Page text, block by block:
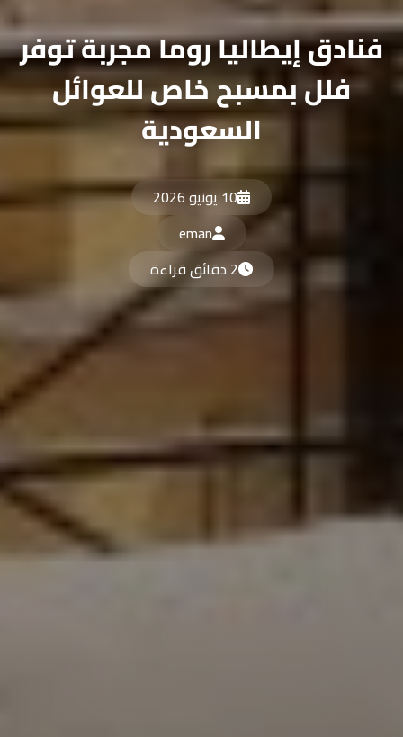
فنادق إيطاليا روما مجربة توفر
فلل بمسبح خاص للعوائل
السعودية
10 يونيو 2026
eman
2 دقائق قراءة